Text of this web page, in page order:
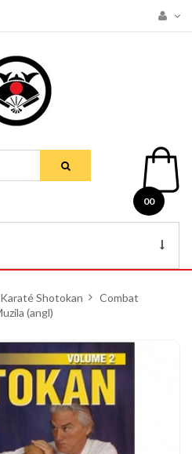
00
Karaté Shotokan > Combat
(angl)